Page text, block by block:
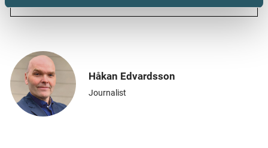
Håkan Edvardsson
Journalist